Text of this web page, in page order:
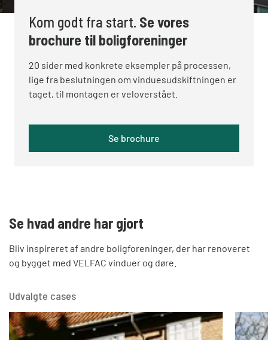
Kom godt fra start. Se vores
brochure til boligforeninger
20 sider med konkrete eksempler på processen,
lige fra beslutningen om vinduesudskiftningen er
taget, til montagen er veloverstået.
Se brochure
Se hvad andre har gjort
Bliv inspireret af andre boligforeninger, der har renoveret
og bygget med VELFAC vinduer og døre.
Udvalgte cases